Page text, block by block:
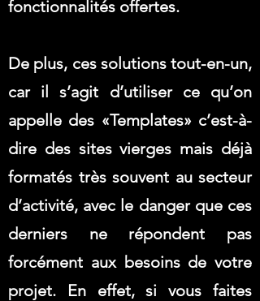
fonctionnalités offertes.
De plus, ces solutions tout-en-un,
car il s’agit d’utiliser ce qu’on
appelle des «Templates» c’est-à-
dire des sites vierges mais déjà
formatés très souvent au secteur
d’activité, avec le danger que ces
derniers ne répondent pas
forcément aux besoins de votre
projet. En effet, si vous faites